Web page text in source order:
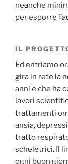
neanche
per esporre
IL
Ed entriamo
gira in rete la
anni e che ha
lavori
trattamenti
ansia,
tratto
scheletrici. Il
ogni buon